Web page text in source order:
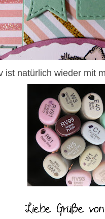
ist natürlich wieder mit